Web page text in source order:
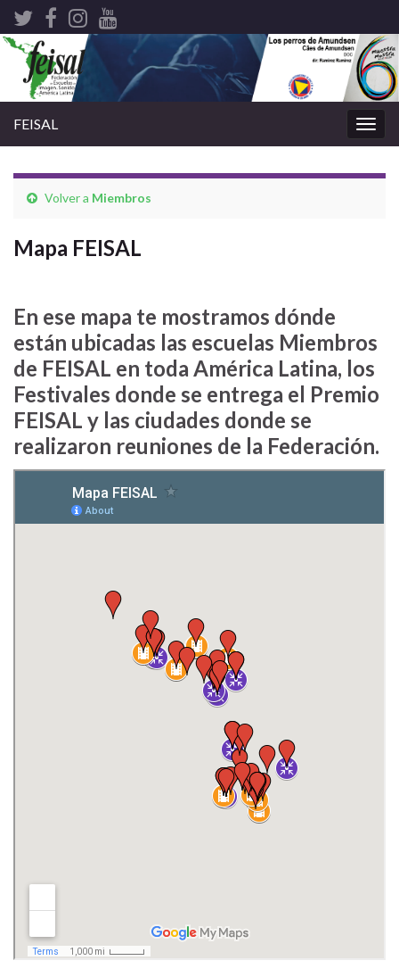
FEISAL
Volver a Miembros
Mapa FEISAL
En ese mapa te mostramos dónde
están ubicadas las escuelas Miembros
de FEISAL en toda América Latina, los
Festivales donde se entrega el Premio
FEISAL y las ciudades donde se
realizaron reuniones de la Federación.